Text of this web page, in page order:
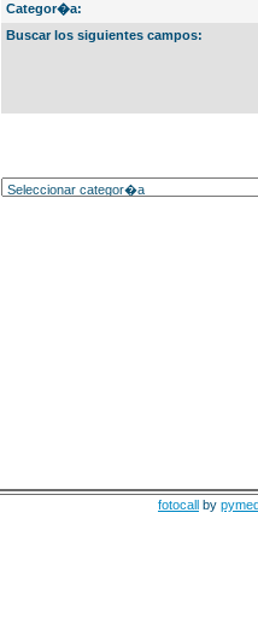
Categor�a:
Buscar los siguientes campos:
fotocall by